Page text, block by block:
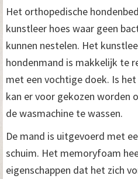
Het orthopedische
kunstleer hoes waar geen
kunnen nestelen. Het
hondenmand is makkelijk te
met een vochtige doek. Is
kan er voor gekozen worden
de wasmachine te wassen.
De mand is uitgevoerd met
schuim. Het memoryfoam
eigenschappen dat het zich